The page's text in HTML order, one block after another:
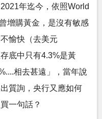
年迄今，依照World
增購黃金，是沒有敏感
愉快（去美元
底中只有4.3%是黃
相去甚遠」，當年說
質詢，央行又應如何
一句話？